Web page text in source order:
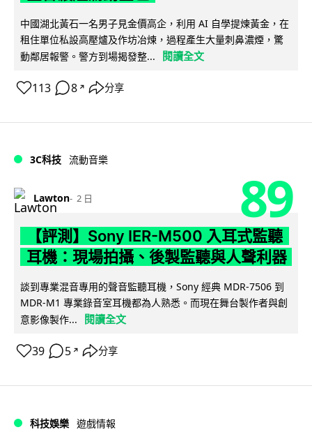
中國湖北黃石一名男子見金價高企，利用 AI 自學提煉黃金，在
租住單位私設高壓爐及作坊冶煉，過程產生大量刺鼻濃煙，驚
動鄰居報警。警方到場揭發整...
閱讀全文
113 8 ↗ 分享
3C科技 流動音樂
Lawton 2 日 89
【評測】Sony IER-M500 入耳式監聽
耳機：現場拍攝、後製監聽與人聲利器
談到專業混音專用的聲音監聽耳機，Sony 經典 MDR-7506 到
MDR-M1 專業錄音室耳機都為人熟悉。而現在舞台製作者與創
意影像製作...
閱讀全文
39 5 ↗ 分享
科技娛樂 遊戲情報